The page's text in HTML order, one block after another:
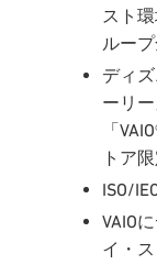
スト
ルー
ディ
ーリー
「
トア
ISO/
VAIO
イ・